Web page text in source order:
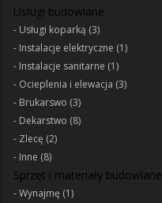
Usługi budowlane
Usługi koparką (3)
Instalacje elektryczne (1)
Instalacje sanitarne (1)
Ocieplenia i elewacja (3)
Brukarswo (3)
Dekarstwo (8)
Zlecę (2)
Inne (8)
Sprzęt i materiały budowlane
Wynajmę (1)